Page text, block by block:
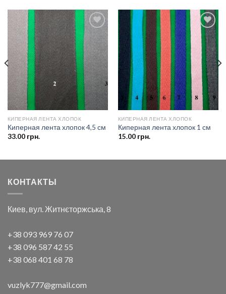
Добавить
в список
желаний
КИПЕРНАЯ ЛЕНТА ХЛОПОК
Киперная лента хлопок 4,5 см
33.00грн.
Добавить
в список
желаний
КИПЕРНАЯ ЛЕНТА ХЛОПОК
Киперная лента хлопок 1 см
15.00грн.
КОНТАКТЫ
Киев, вул. Житнєторжська, 8
+38 093 969 76 07
+38 096 587 42 55
+38 068 401 68 78
vuzlyk777@gmail.com